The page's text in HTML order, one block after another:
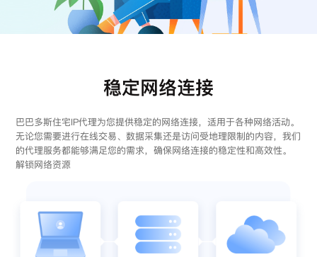
稳定网络连接
巴巴多斯住宅IP代理为您提供稳定的网络连接，适用于各种网络活动。
无论您需要进行在线交易、数据采集还是访问受地理限制的内容，我们
的代理服务都能够满足您的需求，确保网络连接的稳定性和高效性。
解锁网络资源